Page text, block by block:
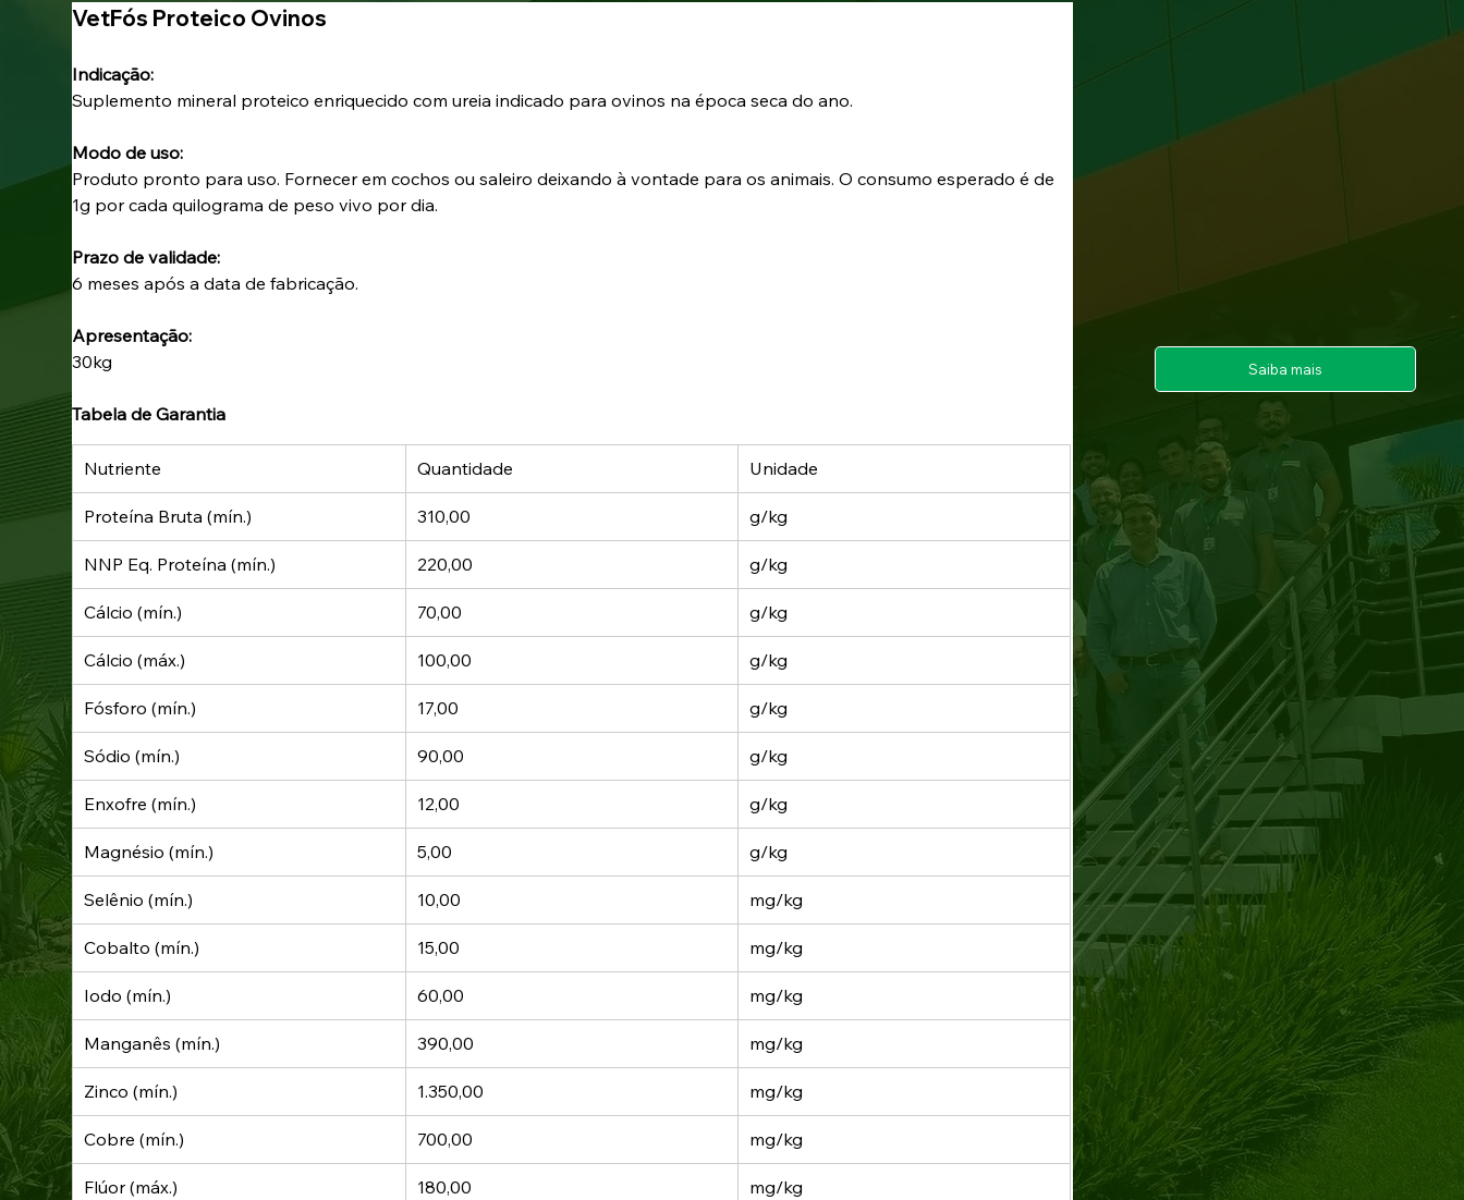
VetFós Proteico Ovinos
Indicação:
Suplemento mineral proteico enriquecido com ureia indicado para ovinos na época seca do ano.
Modo de uso:
Produto pronto para uso. Fornecer em cochos ou saleiro deixando à vontade para os animais. O consumo esperado é de
1g por cada quilograma de peso vivo por dia.
Prazo de validade:
6 meses após a data de fabricação.
Apresentação:
30kg
Tabela de Garantia
Nutriente Quantidade Unidade
Proteína Bruta (mín.) 310,00 g/kg
NNP Eq. Proteína (mín.) 220,00 g/kg
Cálcio (mín.) 70,00 g/kg
Cálcio (máx.) 100,00 g/kg
Fósforo (mín.) 17,00 g/kg
Sódio (mín.) 90,00 g/kg
Enxofre (mín.) 12,00 g/kg
Magnésio (mín.) 5,00 g/kg
Selênio (mín.) 10,00 mg/kg
Cobalto (mín.) 15,00 mg/kg
Iodo (mín.) 60,00 mg/kg
Manganês (mín.) 390,00 mg/kg
Zinco (mín.) 1.350,00 mg/kg
Cobre (mín.) 700,00 mg/kg
Flúor (máx.) 180,00 mg/kg
Saiba mais